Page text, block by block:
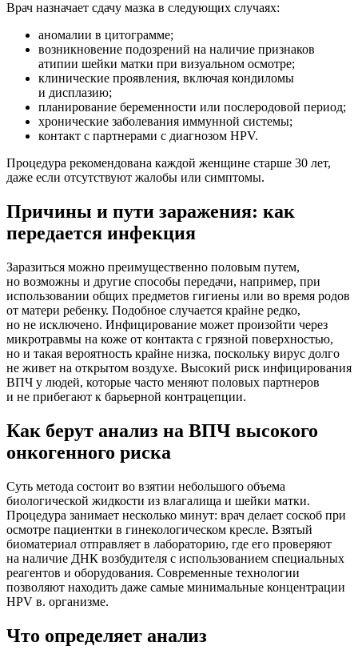
Врач назначает сдачу мазка в следующих случаях:
аномалии в цитограмме;
возникновение подозрений на наличие признаков
атипии шейки матки при визуальном осмотре;
клинические проявления, включая кондиломы
и дисплазию;
планирование беременности или послеродовой период;
хронические заболевания иммунной системы;
контакт с партнерами с диагнозом HPV.
Процедура рекомендована каждой женщине старше 30 лет,
даже если отсутствуют жалобы или симптомы.
Причины и пути заражения: как
передается инфекция
Заразиться можно преимущественно половым путем,
но возможны и другие способы передачи, например, при
использовании общих предметов гигиены или во время родов
от матери ребенку. Подобное случается крайне редко,
но не исключено. Инфицирование может произойти через
микротравмы на коже от контакта с грязной поверхностью,
но и такая вероятность крайне низка, поскольку вирус долго
не живет на открытом воздухе. Высокий риск инфицирования
ВПЧ у людей, которые часто меняют половых партнеров
и не прибегают к барьерной контрацепции.
Как берут анализ на ВПЧ высокого
онкогенного риска
Суть метода состоит во взятии небольшого объема
биологической жидкости из влагалища и шейки матки.
Процедура занимает несколько минут: врач делает соскоб при
осмотре пациентки в гинекологическом кресле. Взятый
биоматериал отправляет в лабораторию, где его проверяют
на наличие ДНК возбудителя с использованием специальных
реагентов и оборудования. Современные технологии
позволяют находить даже самые минимальные концентрации
HPV в. организме.
Что определяет анализ